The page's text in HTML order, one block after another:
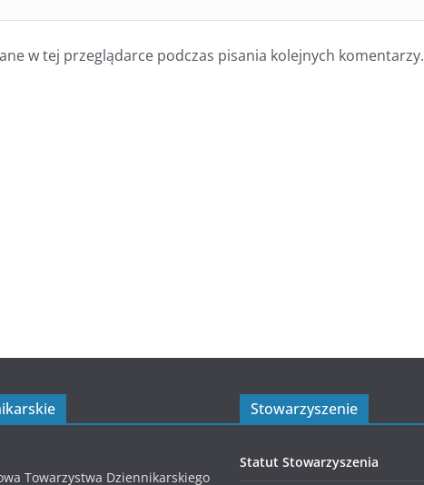
w tej przeglądarce podczas pisania kolejnych komentarzy.
Towarzystwa Dziennikarskiego
Stowarzyszenie
Statut Stowarzyszenia